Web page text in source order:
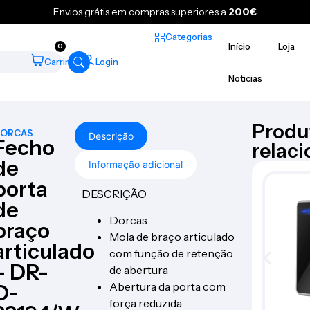
Envios grátis em compras superiores a 200€
0
Carrinho Login
Categorias
Início
Loja
Noticias
DR-
Descrição
Informação adicional
DESCRIÇÃO
Dorcas
Mola de braço articulado
com função de retenção
de abertura
Abertura da porta com
força reduzida